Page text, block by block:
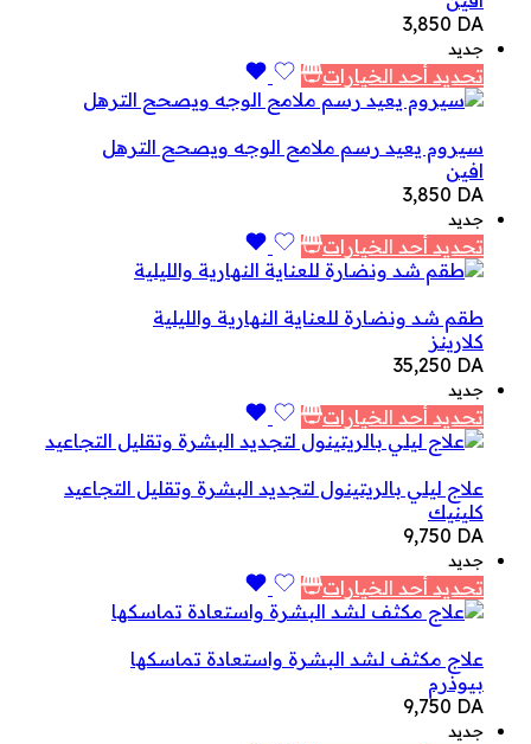
3,850 DA
جديد
تحديد أحد الخيارات
سيروم يعيد رسم ملامح الوجه ويصحح الترهل
افين
3,850 DA
جديد
تحديد أحد الخيارات
طقم شد ونضارة للعناية النهارية والليلية
كلارينز
35,250 DA
جديد
تحديد أحد الخيارات
علاج ليلي بالريتينول لتجديد البشرة وتقليل التجاعيد
كلينيك
9,750 DA
جديد
تحديد أحد الخيارات
علاج مكثف لشد البشرة واستعادة تماسكها
بيوذرم
9,750 DA
جديد